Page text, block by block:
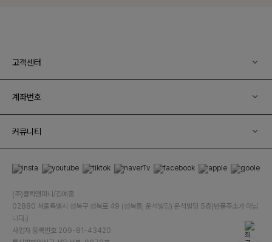
고객센터
계좌번호
커뮤니티
(주)클릭앤퍼니/김예중
02880 서울특별시 성북구 성북로 49 (성북동, 운석빌딩) 운석빌딩 5층(반품주소가 아닙
니다.)
사업자 등록번호 209-81-43420